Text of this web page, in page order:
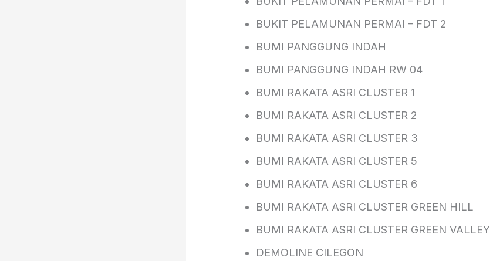
BUKIT PELAMUNAN PERMAI – FDT 2
BUMI PANGGUNG INDAH
BUMI PANGGUNG INDAH RW 04
BUMI RAKATA ASRI CLUSTER 1
BUMI RAKATA ASRI CLUSTER 2
BUMI RAKATA ASRI CLUSTER 3
BUMI RAKATA ASRI CLUSTER 5
BUMI RAKATA ASRI CLUSTER 6
BUMI RAKATA ASRI CLUSTER GREEN HILL
BUMI RAKATA ASRI CLUSTER GREEN VALLEY
DEMOLINE CILEGON